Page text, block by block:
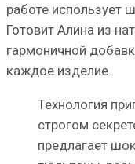
работе использует
Готовит Алина из
гармоничной
каждое изделие.
Технология
строгом
предлагает